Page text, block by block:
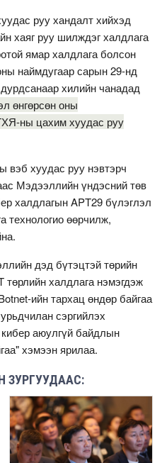
руу хандалт хийхэд
хаяг руу шилждэг халдлага
ямар халдлага болсон
наймдугаар сарын 29-нд
хилийн чанадад
өнгөрсөн оны
ны цахим хуудас руу
вэб хуудас руу нэвтэрч
Мэдээллийн үндэсний төв
халдлагын APT29 бүлэглэл
технологио өөрчилж,
дэд бүтэцтэй төрийн
төрлийн халдлага нэмэгдэж
ийн тархац өндөр байгаа
сэргийлэх
аюулгүй байдлын
хэмээн ярилаа.
ЗУРГУУДААС: